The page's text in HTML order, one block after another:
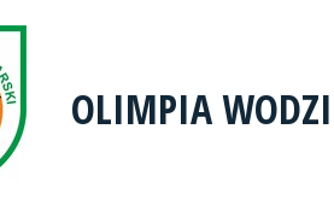
OLIMPIA